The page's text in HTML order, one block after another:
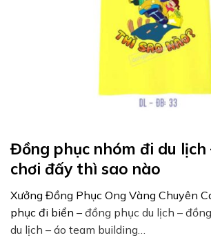
Đồng phục nhóm đi du lịch
chơi đấy thì sao nào
Xưởng Đồng Phục Ong Vàng Chuyên
phục đi biển – đồng phục du lịch –
du lịch – áo team building…